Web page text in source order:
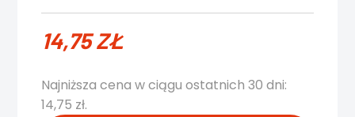
14,75ZŁ
Najniższa cena w ciągu ostatnich 30 dni:
14,75 zł.